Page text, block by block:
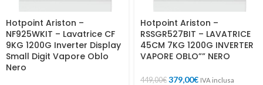
Hotpoint Ariston –
NF925WKIT – Lavatrice CF
9KG 1200G Inverter Display
Small Digit Vapore Oblo
Nero
Hotpoint Ariston –
RSSGR527BIT – LAVATRICE
45CM 7KG 1200G INVERTER
VAPORE OBLO”” NERO
449,00€ 379,00€ IVA inclusa